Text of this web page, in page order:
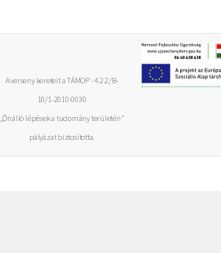
A verseny kereteit a TÁMOP - 4.2.2/B-
10/1-2010-0030
„Önálló lépések a tudomány területén”
pályázat biztosította.